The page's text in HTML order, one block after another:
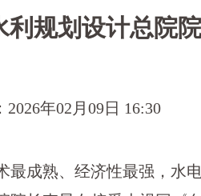
利规划设计总院
年02月09日 16:30
最成熟、经济性最强，水